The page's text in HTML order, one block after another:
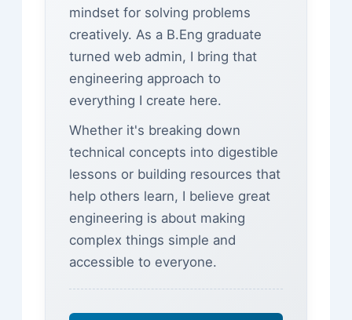
mindset for solving problems
creatively. As a B.Eng graduate
turned web admin, I bring that
engineering approach to
everything I create here.
Whether it's breaking down
technical concepts into digestible
lessons or building resources that
help others learn, I believe great
engineering is about making
complex things simple and
accessible to everyone.